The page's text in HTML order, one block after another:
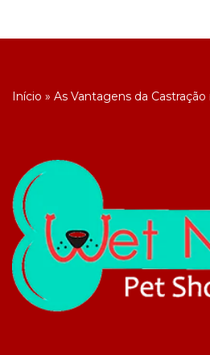
Início » As Vantagens da